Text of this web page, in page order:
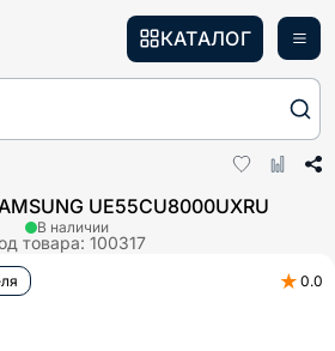
КАТАЛОГ
UE55CU8000UXRU
товара: 100317
В наличии
★ 0.0